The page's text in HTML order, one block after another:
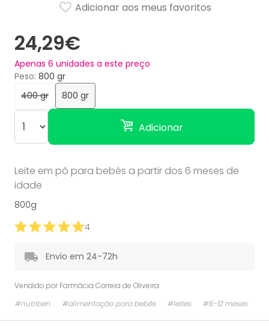
24,29€
Apenas 6 unidades a este preço
Peso
800 gr
400 gr
800 gr
Adicionar
Adicionar aos meus favoritos
Leite em pó para bebés a partir dos 6 meses de
idade
800g
4
Envio em 24-72h
Vendido por Farmácia Correia de Oliveira
#nutriben
#alimentação para bebés #leites #6-12 meses